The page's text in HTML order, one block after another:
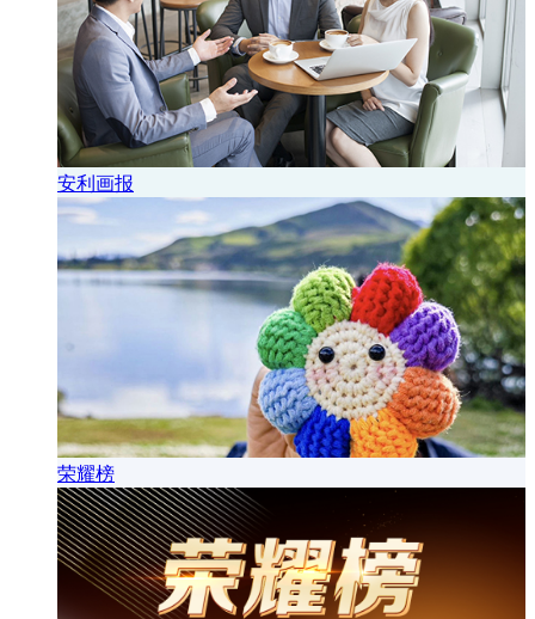
安利画报
荣耀榜